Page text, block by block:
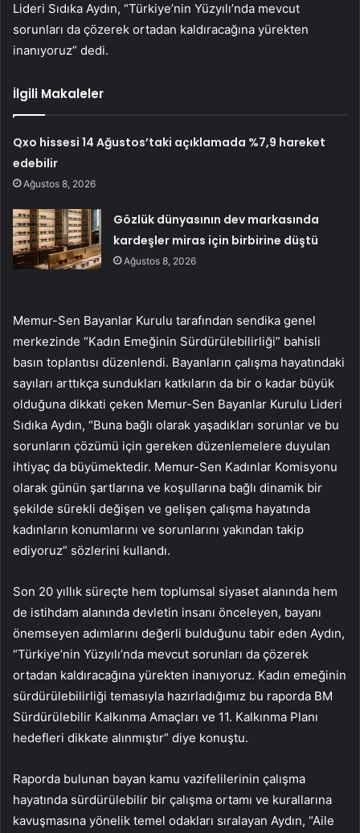
Lideri Sıdıka Aydın, “Türkiye’nin Yüzyılı’nda mevcut
sorunları da çözerek ortadan kaldıracağına yürekten
inanıyoruz” dedi.
İlgili Makaleler
Qxo hissesi 14 Ağustos’taki açıklamada %7,9 hareket
edebilir
Ağustos 8, 2026
Gözlük dünyasının dev markasında
kardeşler miras için birbirine düştü
Ağustos 8, 2026
Memur-Sen Bayanlar Kurulu tarafından sendika genel
merkezinde “Kadın Emeğinin Sürdürülebilirliği” bahisli
basın toplantısı düzenlendi. Bayanların çalışma hayatındaki
sayıları arttıkça sundukları katkıların da bir o kadar büyük
olduğuna dikkati çeken Memur-Sen Bayanlar Kurulu Lideri
Sıdıka Aydın, “Buna bağlı olarak yaşadıkları sorunlar ve bu
sorunların çözümü için gereken düzenlemelere duyulan
ihtiyaç da büyümektedir. Memur-Sen Kadınlar Komisyonu
olarak günün şartlarına ve koşullarına bağlı dinamik bir
şekilde sürekli değişen ve gelişen çalışma hayatında
kadınların konumlarını ve sorunlarını yakından takip
ediyoruz” sözlerini kullandı.
Son 20 yıllık süreçte hem toplumsal siyaset alanında hem
de istihdam alanında devletin insanı önceleyen, bayanı
önemseyen adımlarını değerli bulduğunu tabir eden Aydın,
“Türkiye’nin Yüzyılı’nda mevcut sorunları da çözerek
ortadan kaldıracağına yürekten inanıyoruz. Kadın emeğinin
sürdürülebilirliği temasıyla hazırladığımız bu raporda BM
Sürdürülebilir Kalkınma Amaçları ve 11. Kalkınma Planı
hedefleri dikkate alınmıştır” diye konuştu.
Raporda bulunan bayan kamu vazifelilerinin çalışma
hayatında sürdürülebilir bir çalışma ortamı ve kurallarına
kavuşmasına yönelik temel odakları sıralayan Aydın, “Aile